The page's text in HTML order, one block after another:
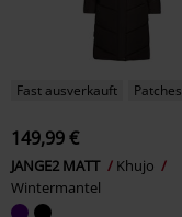
Fast ausverkauft Patches
149,99 €
JANGE2 MATT
Khujo
Wintermantel